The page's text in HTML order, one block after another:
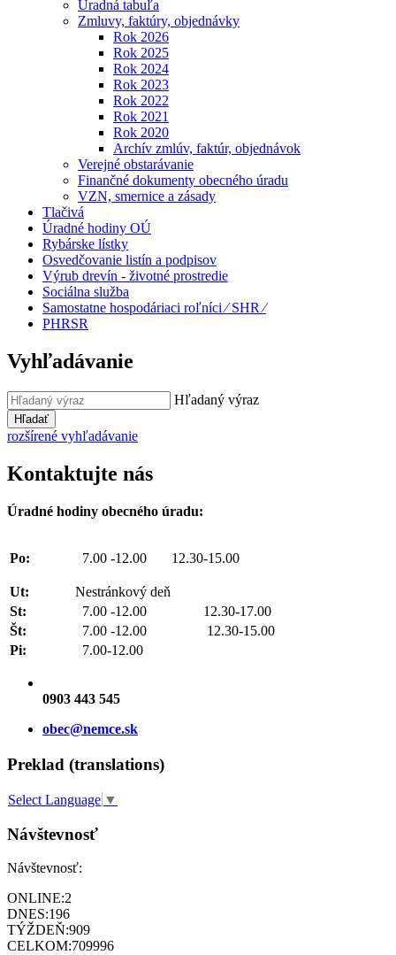
Úradná tabuľa
Zmluvy, faktúry, objednávky
Rok 2026
Rok 2025
Rok 2024
Rok 2023
Rok 2022
Rok 2021
Rok 2020
Archív zmlúv, faktúr, objednávok
Verejné obstarávanie
Finančné dokumenty obecného úradu
VZN, smernice a zásady
Tlačivá
Úradné hodiny OÚ
Rybárske lístky
Osvedčovanie listín a podpisov
Výrub drevín - životné prostredie
Sociálna služba
Samostatne hospodáriaci roľníci ⁄ SHR ⁄
PHRSR
Vyhľadávanie
Hľadaný výraz
Hľadať
rozšírené vyhľadávanie
Kontaktujte nás
Úradné hodiny obecného úradu:
Po: 7.00 -12.00 12.30-15.00
Ut:
Nestránkový deň
St:
7.00 -12.00 12.30-17.00
Št:
7.00 -12.00 12.30-15.00
Pi:
7.00-12.00
0903 443 545
obec@nemce.sk
Preklad (translations)
Select Language ▼
Návštevnosť
Návštevnosť:
ONLINE:2
DNES:196
TÝŽDEŇ:909
CELKOM:709996